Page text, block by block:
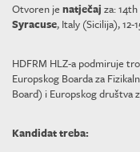
Otvoren je natječaj za: 14th
Syracuse, Italy (Sicilija), 12-
HDFRM HLZ-a podmiruje
Europskog Boarda za
Board) i Europskog društva
Kandidat treba: